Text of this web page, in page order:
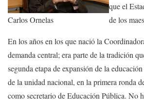
Carlos Ornelas
que el
de los
En los años en los que nació la
demanda central; era parte de la tradición
segunda etapa de expansión de la
de la unidad nacional, en la primera ronda
como secretario de Educación Pública. No